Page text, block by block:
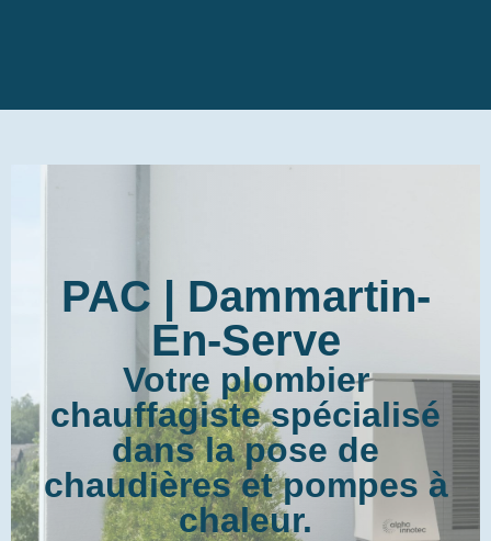
PAC | Dammartin-
En-Serve
Votre plombier
chauffagiste spécialisé
dans la pose de
chaudières et pompes à
chaleur.